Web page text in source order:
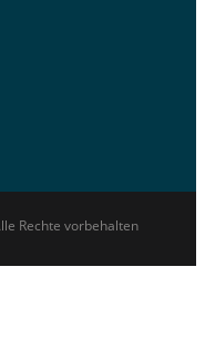
Rechte vorbehalten